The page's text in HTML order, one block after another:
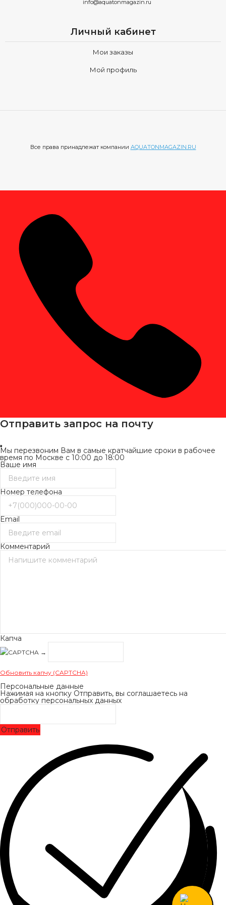
и сохраняя первоначальный вид на долгие годы.
функциональности, продуманные до мелочей для вашего
AQUATON (Акватон) квадратные, вы инвестируете в свой
info@aquatonmagazin.ru
Личный кабинет
Мои заказы
Мой профиль
Все права принадлежат компании AQUATONMAGAZIN.RU
Отправить запрос на почту
Мы перезвоним Вам в самые кратчайшие сроки в рабочее
время по Москве с 10:00 до 18:00
Ваше имя
Номер телефона
Email
Комментарий
Капча
→
Обновить капчу (CAPTCHA)
Персональные данные
Нажимая на кнопку Отправить, вы соглашаетесь на
обработку персональных данных
Отправить